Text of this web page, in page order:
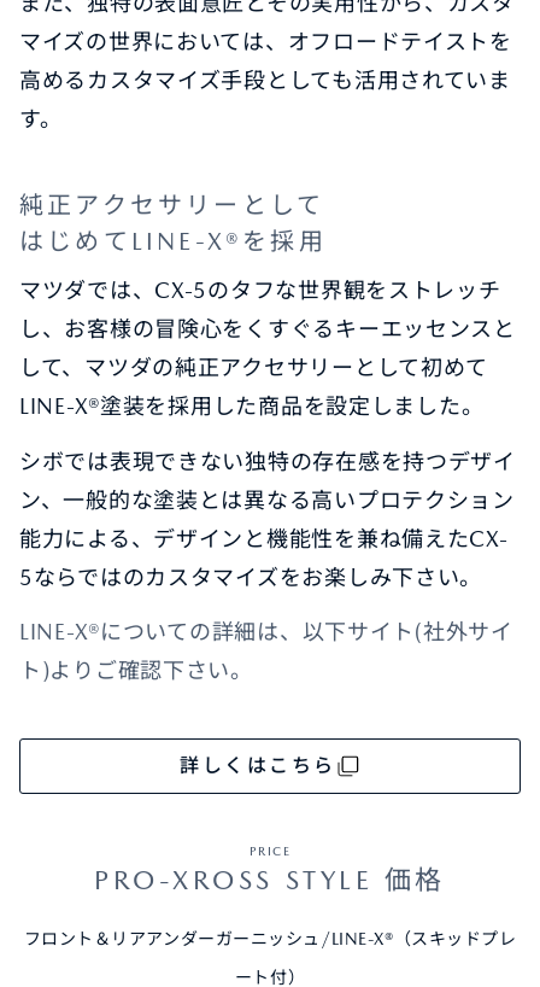
マイズの世界においては、オフロードテイストを
高めるカスタマイズ手段としても活用されていま
す。
純正アクセサリーとして
はじめてLINE-X®を採用
マツダでは、CX-5のタフな世界観をストレッチ
し、お客様の冒険心をくすぐるキーエッセンスと
して、マツダの純正アクセサリーとして初めて
LINE-X®塗装を採用した商品を設定しました。
シボでは表現できない独特の存在感を持つデザイ
ン、一般的な塗装とは異なる高いプロテクション
能力による、デザインと機能性を兼ね備えたCX-
5ならではのカスタマイズをお楽しみ下さい。
LINE-X®についての詳細は、以下サイト(社外サイ
ト)よりご確認下さい。
詳しくはこちら
PRICE
PRO-XROSS STYLE 価格
フロント＆リアアンダーガーニッシュ/LINE-X®（スキッドプレ
ート付）